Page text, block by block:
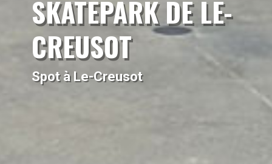
SKATEPARK DE LE-
CREUSOT
Spot à Le-Creusot